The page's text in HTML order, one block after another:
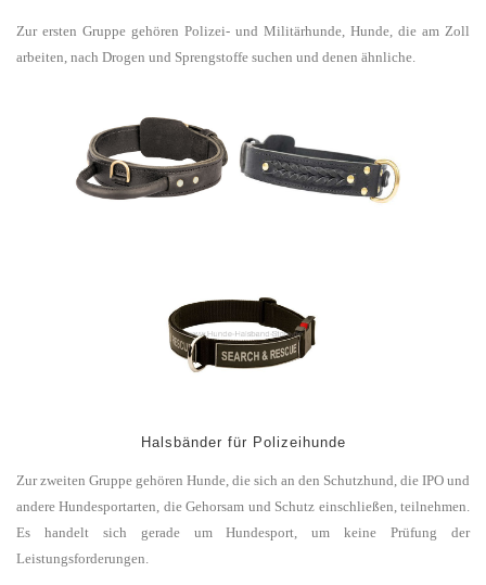
Zur ersten Gruppe gehören Polizei- und Militärhunde, Hunde, die am Zoll
arbeiten, nach Drogen und Sprengstoffe suchen und denen ähnliche.
Halsbänder für Polizeihunde
Zur zweiten Gruppe gehören Hunde, die sich an den Schutzhund, die IPO und
andere Hundesportarten, die Gehorsam und Schutz einschließen, teilnehmen.
Es handelt sich gerade um Hundesport, um keine Prüfung der
Leistungsforderungen.